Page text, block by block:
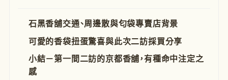
石黑香舖交通、周邊散與匂袋專賣店背景
可愛的香袋扭蛋驚喜與此次二訪採買分享
小結－第一間二訪的京都香舖，有種命中注定之
感